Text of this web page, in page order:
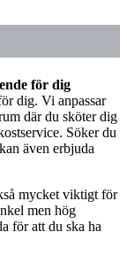
för dig
dig. Vi anpassar
där du sköter dig
Söker du
även erbjuda
mycket viktigt för
men hög
för att du ska ha